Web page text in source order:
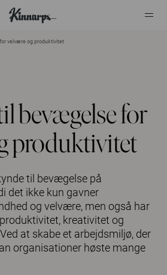
velvære og produktivitet
bevægelse for
produktivitet
til bevægelse på
det ikke kun gavner
og velvære, men også har
kreativitet og
at skabe et arbejdsmiljø, der
organisationer høste mange